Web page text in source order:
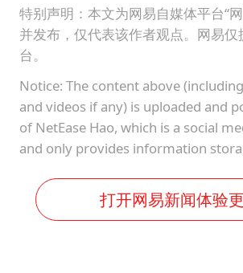
特别声明：本文为网易自媒体平台“
并发布，仅代表该作者观点。网易
台。
Notice: The content above
and videos if any) is uploaded and
of NetEase Hao, which is a social
and only provides information
打开网易新闻体验